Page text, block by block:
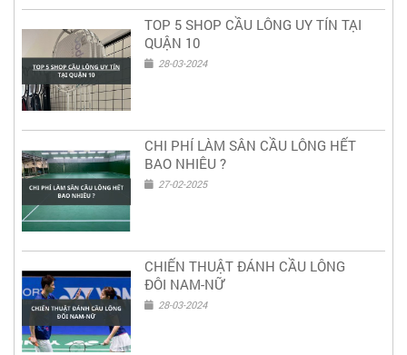
TOP 5 SHOP CẦU LÔNG UY TÍN TẠI
QUẬN 10
28-03-2024
CHI PHÍ LÀM SÂN CẦU LÔNG HẾT
BAO NHIÊU ?
27-02-2025
CHIẾN THUẬT ĐÁNH CẦU LÔNG
ĐÔI NAM-NỮ
28-03-2024